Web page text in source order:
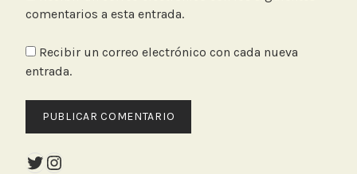
comentarios a esta entrada.
Recibir un correo electrónico con cada nueva
entrada.
Twitter
Instagram